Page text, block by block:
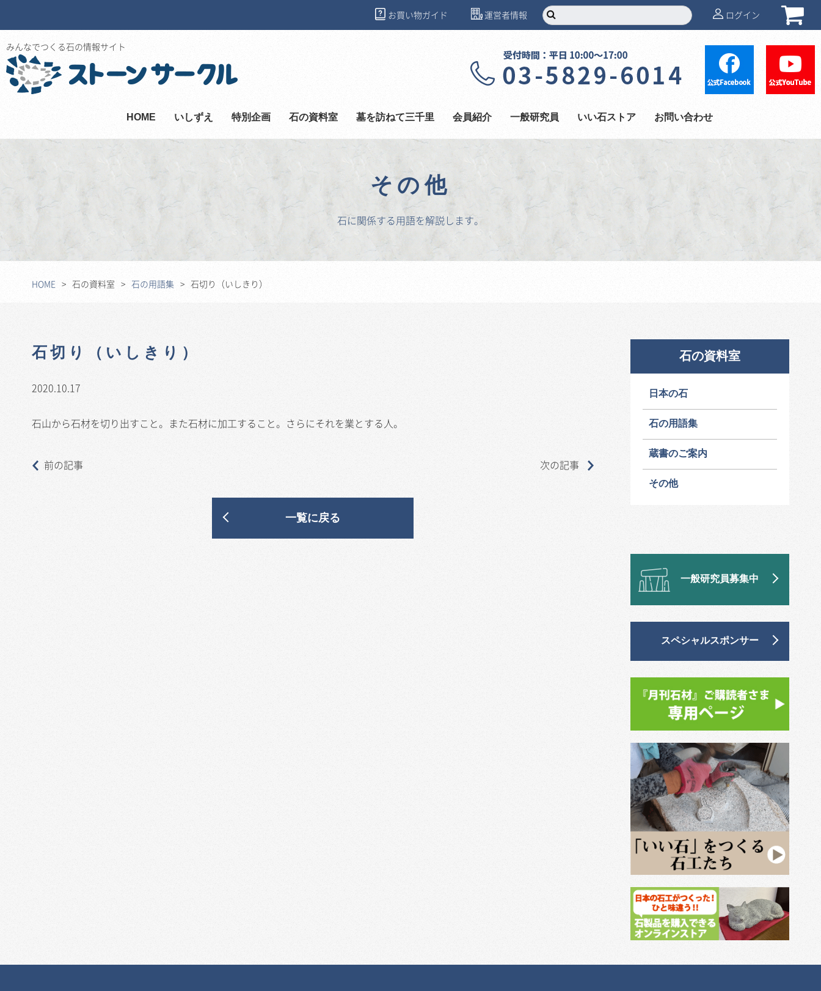
お買い物ガイド 運営者情報 ログイン
みんなでつくる石の情報サイト
HOME いしずえ 特別企画 石の資料室 墓を訪ねて三千里 会員紹介 一般研究員 いい石ストア お問い合わせ
その他
石に関係する用語を解説します。
HOME 石の資料室 石の用語集 石切り（いしきり）
石切り（いしきり）
2020.10.17
石山から石材を切り出すこと。また石材に加工すること。さらにそれを業とする人。
前の記事 次の記事
一覧に戻る
石の資料室
日本の石
石の用語集
蔵書のご案内
その他
一般研究員募集中
スペシャルスポンサー